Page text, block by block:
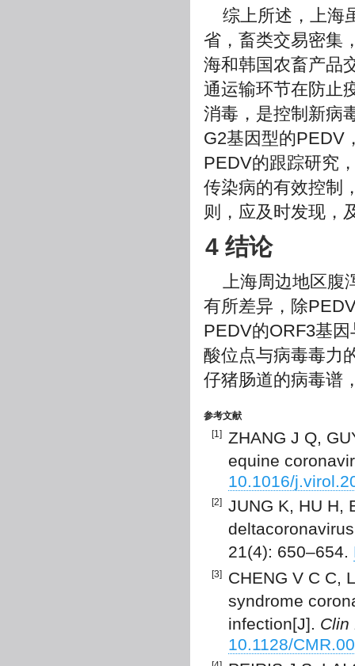
综上所述，上海
省，畜类交易密集
海和韩国农畜产品
通运输环节在防止
消毒，是控制新病
G2基因型的PEDV
PEDV的跟踪研究
传染病的有效控制
则，应及时发现，
4 结论
上海周边地区腹
有所差异，除
PEDV的ORF3基
酸位点与病毒毒力
仔猪肠道的病毒谱
参考文献
[1]
ZHANG J Q,
equine
10.1016/
[2]
JUNG K, HU H,
21(4): 650–654.
[3]
CHENG V C C,
syndrome
infection[J]. Clin
10.1128/